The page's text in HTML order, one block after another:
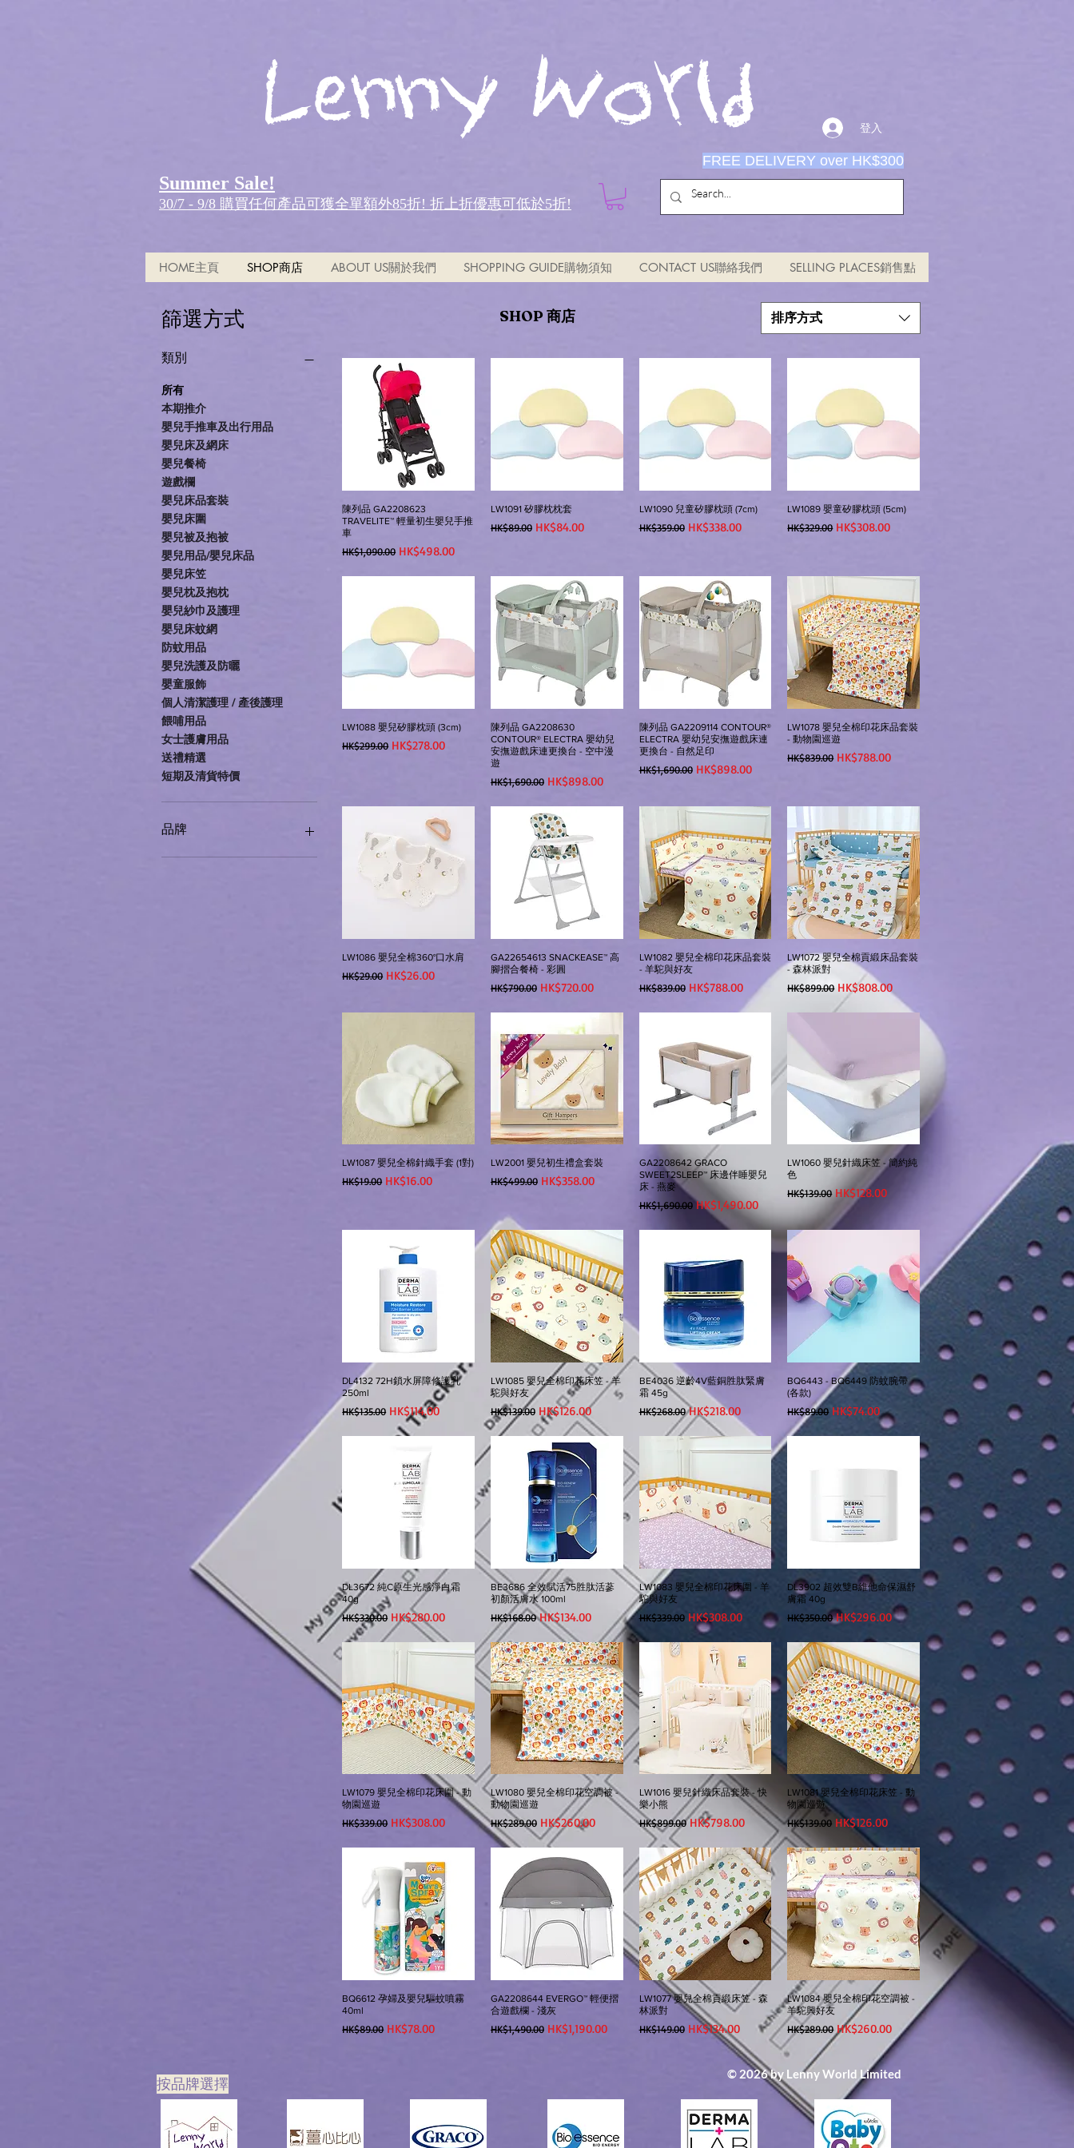
Lenny World 登入
FREE DELIVERY over HK$300
Summer Sale!
30/7 - 9/8 購買任何產品可獲全單額外85折! 折上折優惠可低於5折!
HOME主頁 SHOP商店 ABOUT US關於我們 SHOPPING GUIDE購物須知 CONTACT US聯絡我們 SELLING PLACES銷售點
篩選方式
類別
所有
本期推介
嬰兒手推車及出行用品
嬰兒床及網床
嬰兒餐椅
遊戲欄
嬰兒床品套裝
嬰兒床圍
嬰兒被及抱被
嬰兒用品/嬰兒床品
嬰兒床笠
嬰兒枕及抱枕
嬰兒紗巾及護理
嬰兒床蚊網
防蚊用品
嬰兒洗護及防曬
嬰童服飾
個人清潔護理 / 產後護理
餵哺用品
女士護膚用品
送禮精選
短期及清貨特價
品牌
Lenny World
排序方式
陳列品 GA2208623
TRAVELITE™ 輕量初生嬰兒手推
車
一般價格
HK$1,090.00 促銷價格
HK$498.00
LW1091 矽膠枕枕套
一般價格
HK$89.00 促銷價格
HK$84.00
LW1090 兒童矽膠枕頭 (7cm)
一般價格
HK$359.00 促銷價格
HK$338.00
LW1089 嬰童矽膠枕頭 (5cm)
一般價格
HK$329.00 促銷價格
HK$308.00
LW1088 嬰兒矽膠枕頭 (3cm)
一般價格
HK$299.00 促銷價格
HK$278.00
陳列品 GA2208630
CONTOUR® ELECTRA 嬰幼兒
安撫遊戲床連更換台 - 空中漫
遊
一般價格
HK$1,690.00 促銷價格
HK$898.00
陳列品 GA2209114 CONTOUR®
ELECTRA 嬰幼兒安撫遊戲床連
更換台 - 自然足印
一般價格
HK$1,690.00 促銷價格
HK$898.00
LW1078 嬰兒全棉印花床品套裝
- 動物園巡遊
一般價格
HK$839.00 促銷價格
HK$788.00
LW1086 嬰兒全棉360°口水肩
一般價格
HK$29.00 促銷價格
HK$26.00
GA22654613 SNACKEASE™ 高
腳摺合餐椅 - 彩圓
一般價格
HK$790.00 促銷價格
HK$720.00
LW1082 嬰兒全棉印花床品套裝
- 羊駝與好友
一般價格
HK$839.00 促銷價格
HK$788.00
LW1072 嬰兒全棉貢緞床品套裝
- 森林派對
一般價格
HK$899.00 促銷價格
HK$808.00
LW1087 嬰兒全棉針織手套 (1對)
一般價格
HK$19.00 促銷價格
HK$16.00
LW2001 嬰兒初生禮盒套裝
一般價格
HK$499.00 促銷價格
HK$358.00
GA2208642 GRACO
SWEET2SLEEP™ 床邊伴睡嬰兒
床 - 燕麥
一般價格
HK$1,690.00促銷價格
HK$1,490.00
LW1060 嬰兒針織床笠 - 簡約純
色
一般價格
HK$139.00 促銷價格
HK$128.00
DL4132 72H鎖水屏障修護乳
250ml
一般價格
HK$135.00 促銷價格
HK$114.00
LW1085 嬰兒全棉印花床笠 - 羊
駝與好友
一般價格
HK$139.00 促銷價格
HK$126.00
BE4036 逆齡4V藍銅胜肽緊膚
霜 45g
一般價格
HK$268.00促銷價格
HK$218.00
BQ6443 - BQ6449 防蚊腕帶
(各款)
一般價格
HK$89.00 促銷價格
HK$74.00
DL3672 純C原生光感淨白霜
40g
一般價格
HK$330.00 促銷價格
HK$280.00
BE3686 全效賦活75胜肽活蔘
初顏活膚水 100ml
一般價格
HK$168.00促銷價格
HK$134.00
LW1083 嬰兒全棉印花床圍 - 羊
駝與好友
一般價格
HK$339.00 促銷價格
HK$308.00
DL3902 超效雙B維他命保濕舒
膚霜 40g
一般價格
HK$350.00促銷價格
HK$296.00
LW1079 嬰兒全棉印花床圍 - 動
物園巡遊
一般價格
HK$339.00 促銷價格
HK$308.00
LW1080 嬰兒全棉印花空調被 -
動物園巡遊
一般價格
HK$289.00 促銷價格
HK$260.00
LW1016 嬰兒針織床品套裝 - 快
樂小熊
一般價格
HK$899.00促銷價格
HK$798.00
LW1081 嬰兒全棉印花床笠 - 動
物園巡遊
一般價格
HK$139.00 促銷價格
HK$126.00
BQ6612 孕婦及嬰兒驅蚊噴霧
40ml
一般價格
HK$89.00 促銷價格
HK$78.00
GA2208644 EVERGO™ 輕便摺
合遊戲欄 - 淺灰
一般價格
HK$1,490.00 促銷價格
HK$1,190.00
LW1077 嬰兒全棉貢緞床笠 - 森
林派對
一般價格
HK$149.00 促銷價格
HK$134.00
LW1084 嬰兒全棉印花空調被 -
羊駝興好友
一般價格
HK$289.00 促銷價格
HK$260.00
SHOP 商店
​按品牌選擇
© 2026 by Lenny World Limited